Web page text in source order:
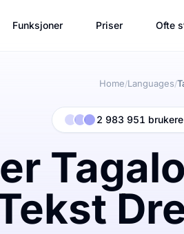
Funksjoner Priser Ofte
Home/Languages/
2 983 951